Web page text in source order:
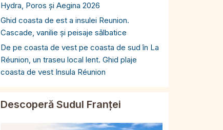
Hydra, Poros și Aegina 2026
Ghid coasta de est a insulei Reunion.
Cascade, vanilie și peisaje sălbatice
De pe coasta de vest pe coasta de sud în La
Réunion, un traseu local lent. Ghid plaje
coasta de vest Insula Réunion
Descoperă Sudul Franței